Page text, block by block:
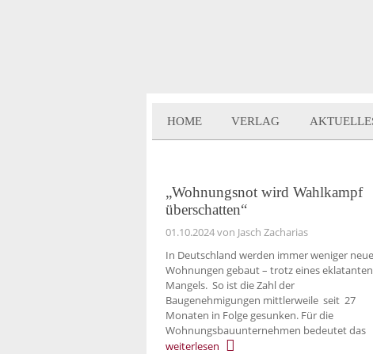
HOME VERLAG
„Wohnungsnot wird Wahlkampf
überschatten“
01.10.2024von Jasch Zacharias
In Deutschland werden immer weniger neue
Wohnungen gebaut – trotz eines eklatanten
Mangels. So ist die Zahl der
Baugenehmigungen mittlerweile seit 27
Monaten in Folge gesunken. Für die
Wohnungsbauunternehmen bedeutet das
weiterlesen